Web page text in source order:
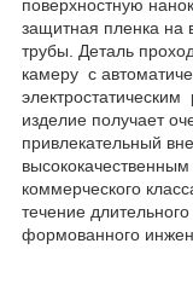
поверхностную
защитная пленка
трубы. Деталь
камеру с
электростатическим
изделие получает
привлекательный
коммерческого
течение
формованного